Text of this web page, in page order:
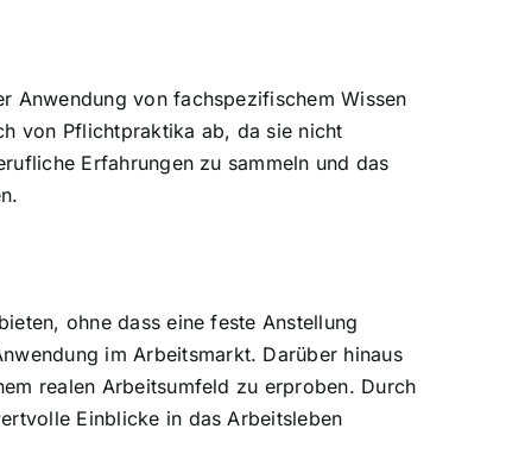
Anwendung von fachspezifischem Wissen
von Pflichtpraktika ab, da sie nicht
Erfahrungen zu sammeln und das
ohne dass eine feste Anstellung
im Arbeitsmarkt. Darüber hinaus
realen Arbeitsumfeld zu erproben. Durch
Einblicke in das Arbeitsleben